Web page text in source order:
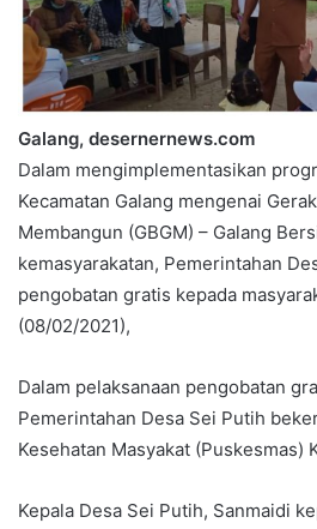
Galang, desernernews.com
Dalam mengimplementasikan
Kecamatan Galang mengenai
Membangun (GBGM) – Galang
kemasyarakatan, Pemerintahan
pengobatan gratis kepada
(08/02/2021),
Dalam pelaksanaan pengobatan
Pemerintahan Desa Sei Putih
Kesehatan Masyakat (Puskesmas)
Kepala Desa Sei Putih, Sanmaidi